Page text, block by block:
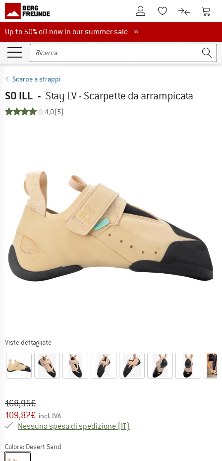
Al conto clienteAlla lista
Al Al
Up to 50% off now in our summer sale
Up to 50% off now in our summer sale »
Scarpe a strappi
SO ILL - Stay LV - Scarpette da arrampicata
4,0(5)
Viste dettagliate
Prezzo originale :
168,95€
Prezzo:
109,82€ incl. IVA
Nessuna spesa di spedizione (IT)
Colore: Desert Sand